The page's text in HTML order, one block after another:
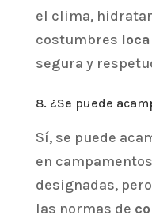
el clima,
costumbres
segura y
8. ¿Se puede
Sí, se puede
en
designadas,
las normas de